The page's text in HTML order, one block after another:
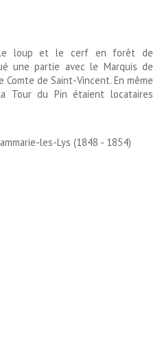
le loup et le cerf en forêt de
une partie avec le Marquis de
Comte de Saint-Vincent. En même
Tour du Pin étaient locataires
les-Lys (1848 - 1854)